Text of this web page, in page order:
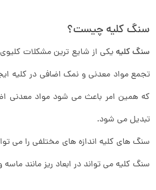
سنگ کلیه چیست؟
سنگ کلیهیکی از شایع ترین مشکلات
تجمع مواد معدنی و نمک اضافی در کلیه
که همین امر باعث می شود مواد معدنی
تبدیل می شود.
سنگ های کلیه اندازه های مختلفی را می
سنگ کلیه می تواند در ابعاد ریز مانند